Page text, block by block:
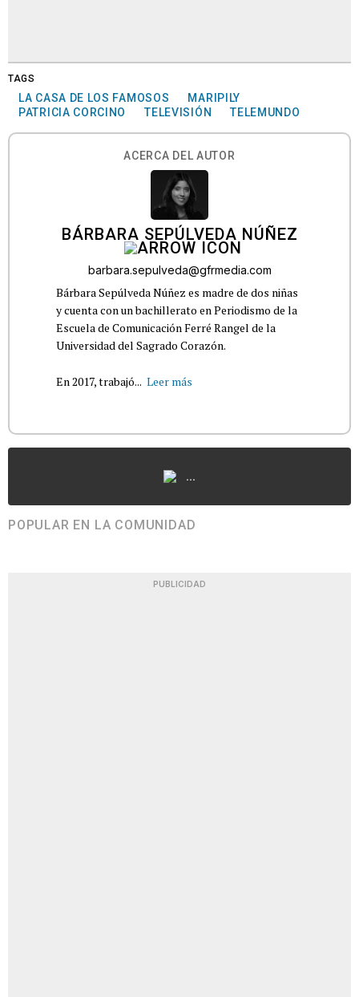
TAGS
LA CASA DE LOS FAMOSOS
MARIPILY
PATRICIA CORCINO
TELEVISIÓN TELEMUNDO
ACERCA DEL AUTOR
BÁRBARA SEPÚLVEDA NÚÑEZ
barbara.sepulveda@gfrmedia.com
Bárbara Sepúlveda Núñez es madre de dos niñas
y cuenta con un bachillerato en Periodismo de la
Escuela de Comunicación Ferré Rangel de la
Universidad del Sagrado Corazón.
En 2017, trabajó... Leer más
...
POPULAR EN LA COMUNIDAD
PUBLICIDAD